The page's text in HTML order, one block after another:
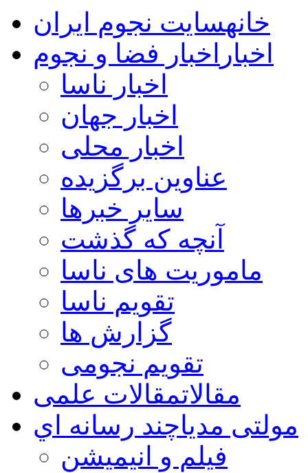
خانهسایت نجوم ایران
اخبار اخبار فضا و نجوم
اخبار ناسا
اخبار جهان
اخبار محلی
عناوین برگزیده
سایر خبرها
آنچه که گذشت
ماموریت های ناسا
تقویم ناسا
گزارش ها
تقویم نجومی
مقالاتمقالات علمی
مولتی مدیاچند رسانه اي
فیلم و انیمیشن